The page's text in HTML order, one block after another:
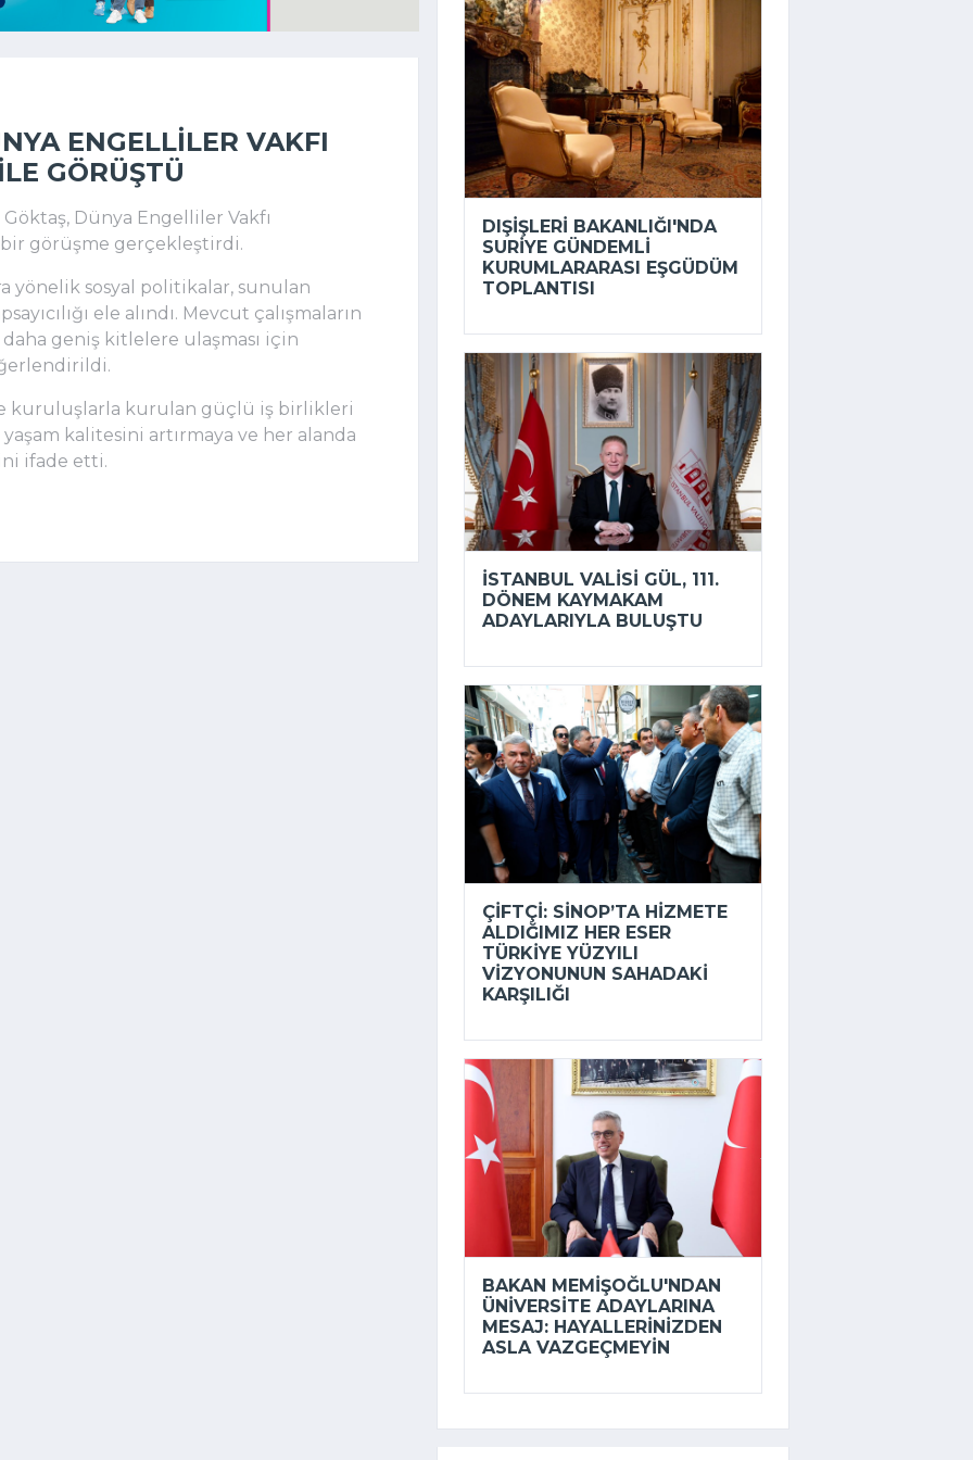
ENGELLILER VAKFI
GÖRÜŞTÜ
Göktaş, Dünya Engelliler Vakfı
görüşme gerçekleştirdi.
yönelik sosyal politikalar, sunulan
ele alındı. Mevcut çalışmaların
geniş kitlelere ulaşması için
kuruluşlarla kurulan güçlü iş birlikleri
kalitesini artırmaya ve her alanda
ifade etti.
DIŞIŞLERI BAKANLIĞI'NDA
SURIYE GÜNDEMLI
KURUMLARARASI EŞGÜDÜM
TOPLANTISI
İSTANBUL VALISI GÜL, 111.
DÖNEM KAYMAKAM
ADAYLARIYLA BULUŞTU
ÇIFTÇI: SINOP’TA HIZMETE
ALDIĞIMIZ HER ESER
TÜRKIYE YÜZYILI
VIZYONUNUN SAHADAKI
KARŞILIĞI
BAKAN MEMIŞOĞLU'NDAN
ÜNIVERSITE ADAYLARINA
MESAJ: HAYALLERINIZDEN
ASLA VAZGEÇMEYIN